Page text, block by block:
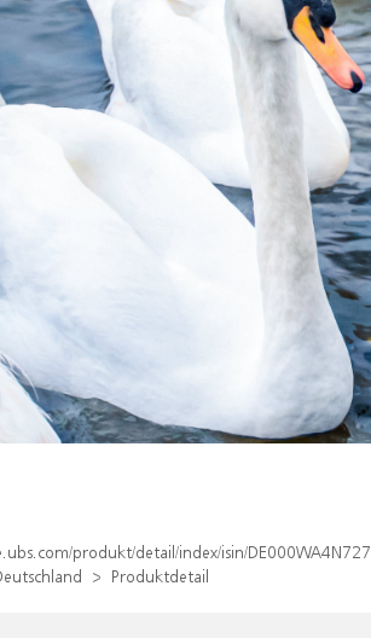
produkt/detail/index/isin/DE000WA4N727
Produktdetail